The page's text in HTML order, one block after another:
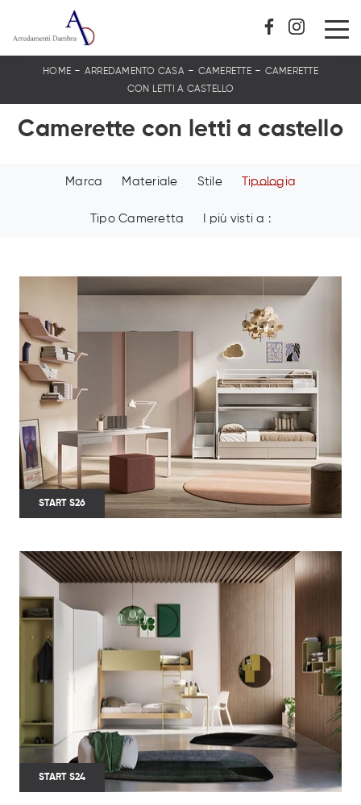
HOME - ARREDAMENTO CASA- CAMERETTE- CAMERETTE
CON LETTI A CASTELLO
Camerette con letti a castello
Marca Materiale Stile Tipologia
Tipo Cameretta I più visti a :
START S26
START S24